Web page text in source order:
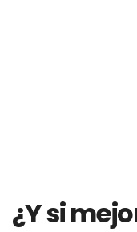
¿Y si